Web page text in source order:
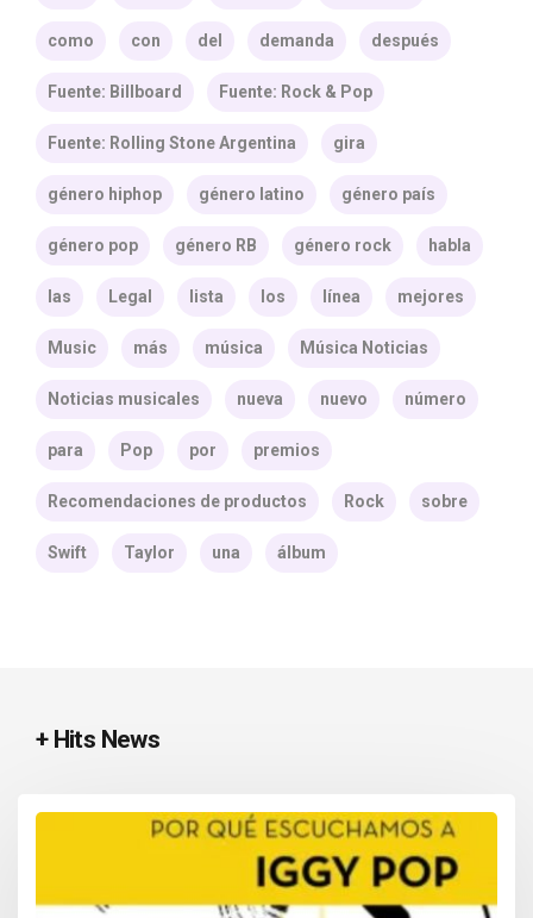
como con del demanda después
Fuente: Billboard Fuente: Rock & Pop
Fuente: Rolling Stone Argentina gira
género hiphop género latino género país
género pop género RB género rock habla
las Legal lista los línea mejores
Music más música Música Noticias
Noticias musicales nueva nuevo número
para Pop por premios
Recomendaciones de productos Rock sobre
Swift Taylor una álbum
+ Hits News